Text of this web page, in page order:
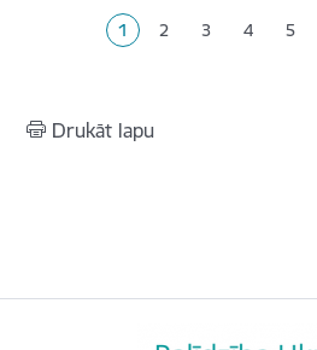
Pašreizējā lapa
1 Lapa
2 Lapa
3 Lapa
4 Lapa
5
Drukāt lapu